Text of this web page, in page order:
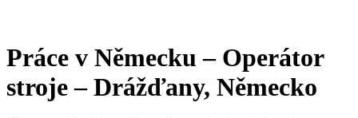
Práce v Německu – Operátor
stroje – Drážďany, Německo